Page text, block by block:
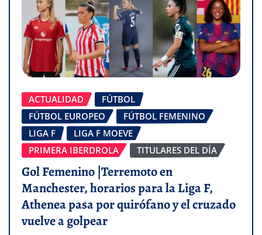
ACTUALIDAD
FÚTBOL
FÚTBOL EUROPEO
FÚTBOL FEMENINO
LIGA F
LIGA F MOEVE
PRIMERA IBERDROLA
TITULARES DEL DÍA
Gol Femenino |Terremoto en
Manchester, horarios para la Liga F,
Athenea pasa por quirófano y el cruzado
vuelve a golpear